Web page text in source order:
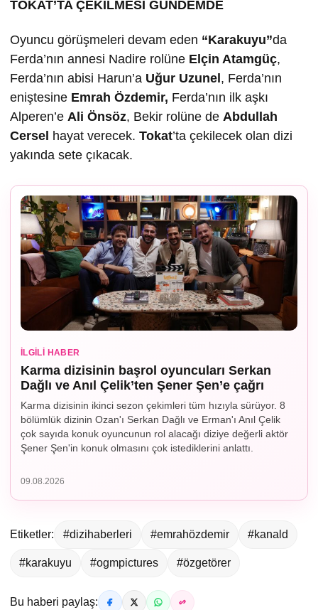
TOKAT’TA ÇEKİLMESİ GÜNDEMDE
Oyuncu görüşmeleri devam eden “Karakuyu”da
Ferda’nın annesi Nadire rolüne Elçin Atamgüç,
Ferda’nın abisi Harun’a Uğur Uzunel , Ferda’nın
eniştesine Emrah Özdemir, Ferda’nın ilk aşkı
Alperen’e Ali Önsöz, Bekir rolüne de Abdullah
Cersel hayat verecek. Tokat’ta çekilecek olan dizi
yakında sete çıkacak.
İLGILI HABER
Karma dizisinin başrol oyuncuları Serkan
Dağlı ve Anıl Çelik’ten Şener Şen’e çağrı
Karma dizisinin ikinci sezon çekimleri tüm hızıyla sürüyor. 8
bölümlük dizinin Ozan'ı Serkan Dağlı ve Erman'ı Anıl Çelik
çok sayıda konuk oyuncunun rol alacağı diziye değerli aktör
Şener Şen'in konuk olmasını çok istediklerini anlattı.
09.08.2026
Etiketler: #dizihaberleri #emrahözdemir #kanald
#karakuyu #ogmpictures #özgetörer
Bu haberi paylaş: